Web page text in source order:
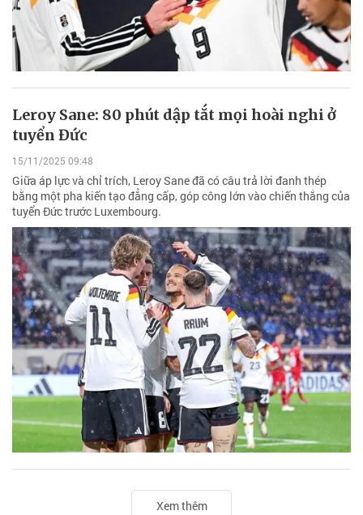
Leroy Sane: 80 phút dập tắt mọi hoài nghi ở
tuyển Đức
15/11/2025 09:48
Giữa áp lực và chỉ trích, Leroy Sane đã có câu trả lời đanh thép
bằng một pha kiến tạo đẳng cấp, góp công lớn vào chiến thắng của
tuyển Đức trước Luxembourg.
Xem thêm